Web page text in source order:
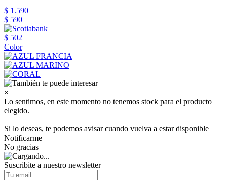
$ 1.590
$ 590
$ 502
Color
×
Lo sentimos, en este momento no tenemos stock para el producto
elegido.
Si lo deseas, te podemos avisar cuando vuelva a estar disponible
Notificarme
No gracias
Suscribite a nuestro newsletter